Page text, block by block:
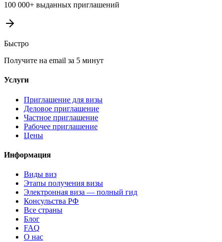
100 000+ выданных приглашений
Быстро
Получите на email за 5 минут
Услуги
Приглашение для визы
Деловое приглашение
Частное приглашение
Рабочее приглашение
Цены
Информация
Виды виз
Этапы получения визы
Электронная виза — полный гид
Консульства РФ
Все страны
Блог
FAQ
О нас